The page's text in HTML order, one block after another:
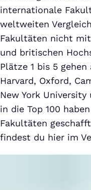
internationale
weltweiten
Fakultäten nicht
und britischen
Plätze 1 bis 5
Harvard, Oxford,
New York
in die Top 100
Fakultäten
findest du hier im